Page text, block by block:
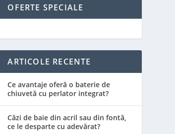
OFERTE SPECIALE
ARTICOLE RECENTE
Ce avantaje oferă o baterie de
chiuvetă cu perlator integrat?
Căzi de baie din acril sau din fontă,
ce le desparte cu adevărat?